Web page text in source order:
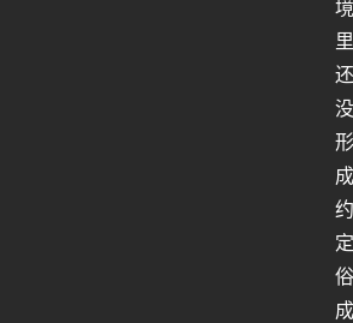
境
里
还
没
形
成
约
定
俗
成